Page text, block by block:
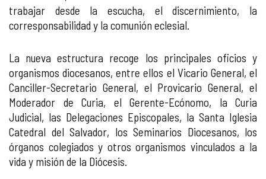
trabajar desde la escucha, el discernimiento, la
corresponsabilidad y la comunión eclesial.
La nueva estructura recoge los principales oficios y
organismos diocesanos, entre ellos el Vicario General, el
Canciller-Secretario General, el Provicario General, el
Moderador de Curia, el Gerente-Ecónomo, la Curia
Judicial, las Delegaciones Episcopales, la Santa Iglesia
Catedral del Salvador, los Seminarios Diocesanos, los
órganos colegiados y otros organismos vinculados a la
vida y misión de la Diócesis.